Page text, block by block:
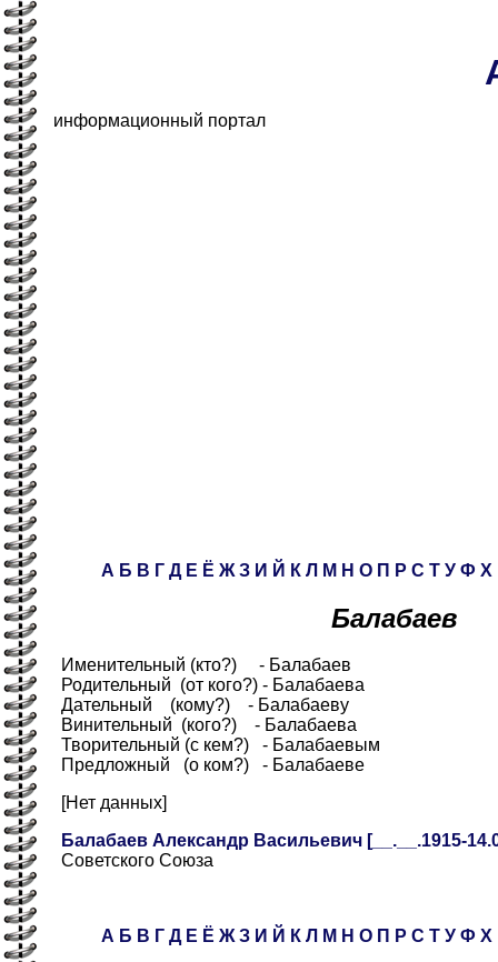
информационный портал
А Б В Г Д Е Ё Ж З И Й К Л М Н О П Р С Т У Ф Х
Балабаев
Именительный (кто?) - Балабаев
Родительный (от кого?) - Балабаева
Дательный (кому?) - Балабаеву
Винительный (кого?) - Балабаева
Творительный (с кем?) - Балабаевым
Предложный (о ком?) - Балабаеве
[Нет данных]
Балабаев Александр Васильевич [__.__.1915-
Советского Союза
А Б В Г Д Е Ё Ж З И Й К Л М Н О П Р С Т У Ф Х